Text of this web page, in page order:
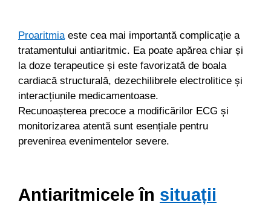
Proaritmia este cea mai importantă complicație a
tratamentului antiaritmic. Ea poate apărea chiar și
la doze terapeutice și este favorizată de boala
cardiacă structurală, dezechilibrele electrolitice și
interacțiunile medicamentoase.
Recunoașterea precoce a modificărilor ECG și
monitorizarea atentă sunt esențiale pentru
prevenirea evenimentelor severe.
Antiaritmicele în situații